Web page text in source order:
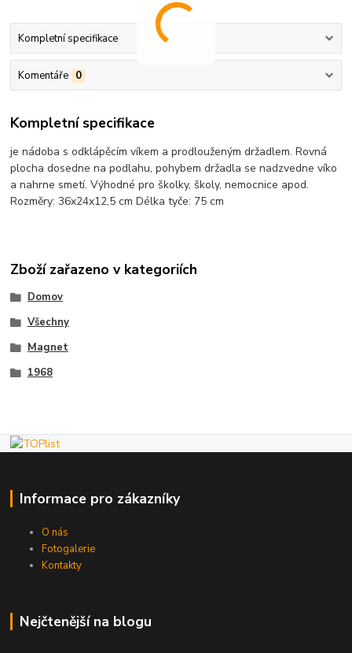
Kompletní specifikace
Komentáře 0
Kompletní specifikace
je nádoba s odklápěcím víkem a prodlouženým držadlem. Rovná
plocha dosedne na podlahu, pohybem držadla se nadzvedne víko
a nahrne smetí. Výhodné pro školky, školy, nemocnice apod.
Rozměry: 36x24x12,5 cm Délka tyče: 75 cm
Zboží zařazeno v kategoriích
Domov
Všechny
Magnet
1968
Informace pro zákazníky
O nás
Fotogalerie
Kontakty
Nejčtenější na blogu